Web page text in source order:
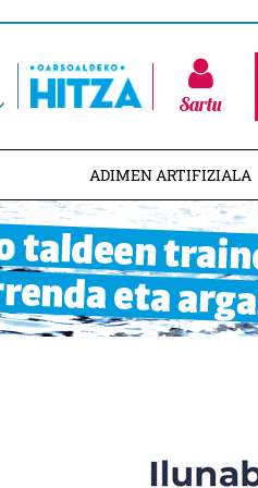
Sartu
ADIMEN ARTIFIZIALA